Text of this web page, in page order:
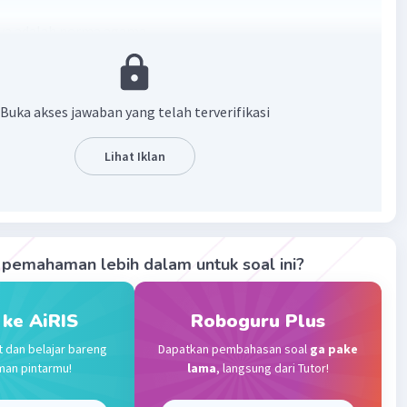
merupakan serangkaian peraturan yang bersumber
Tuhan Yang Maha Esa.
Balas
Iklan
terverifikasi
peraturan yang bersumber dari Tuhan Yang Maha Esa
agama.
adalah serangkaian peraturan yang mengatur
Buka akses jawaban yang telah terverifikasi
Lihat Iklan
lebih dalam untuk soal ini?
AiRIS
dan belajar bareng
pintarmu!
Roboguru Plus
Dapatkan pembahasan soal ga pake
lama, langsung dari Tutor!